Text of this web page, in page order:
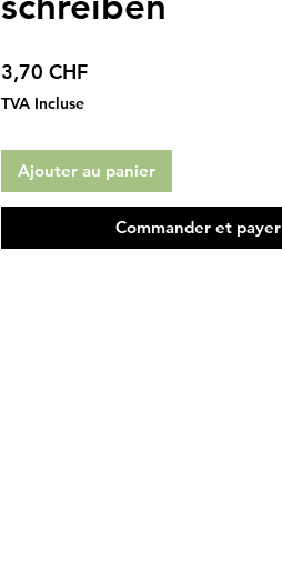
3,70 CHFPrix
TVA Incluse
Ajouter au panier
Commander et payer